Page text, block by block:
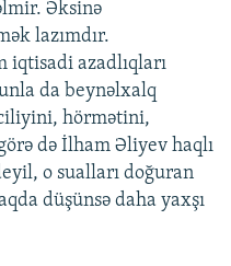
Əksinə
lazımdır.
iqtisadi azadlıqları
da beynəlxalq
hörmətini,
də İlham Əliyev haqlı
o sualları doğuran
düşünsə daha yaxşı